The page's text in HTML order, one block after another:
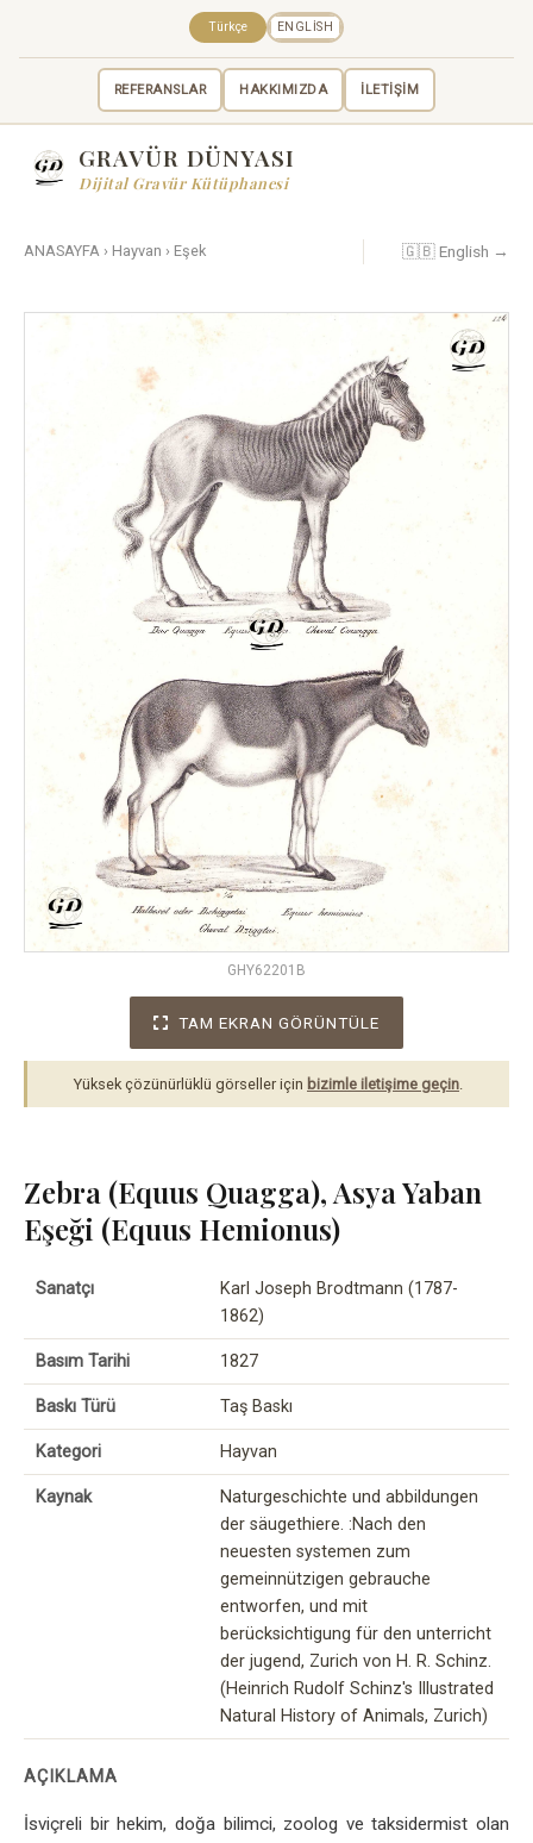
REFERANSLAR HAKKIMIZDA İLETİŞİM
Türkçe ENGLISH
GRAVÜR DÜNYASI
Dijital Gravür Kütüphanesi
ANASAYFA › Hayvan › Eşek 🇬🇧 English →
GHY62201B
TAM EKRAN GÖRÜNTÜLE
Yüksek çözünürlüklü görseller için bizimle iletişime geçin
Zebra (Equus Quagga), Asya Yaban
Eşeği (Equus Hemionus)
Sanatçı
Karl Joseph Brodtmann (1787-
1862)
Basım Tarihi 1827
Baskı Türü Taş Baskı
Kategori Hayvan
Kaynak
Naturgeschichte und abbildungen
der säugethiere. :Nach den
neuesten systemen zum
gemeinnützigen gebrauche
entworfen, und mit
berücksichtigung für den unterricht
der jugend, Zurich von H. R. Schinz.
(Heinrich Rudolf Schinz's Illustrated
Natural History of Animals, Zurich)
AÇIKLAMA
İsviçreli bir hekim, doğa bilimci, zoolog ve taksidermist olan